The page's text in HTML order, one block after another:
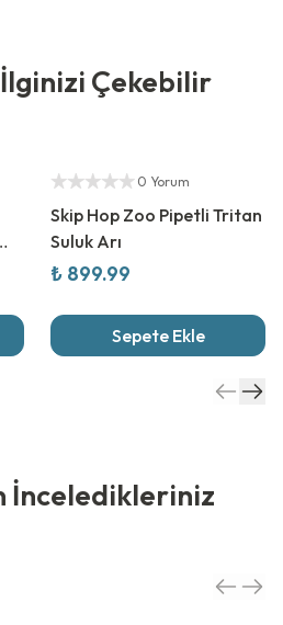
Çekebilir
0 Yorum
Skip Hop Zoo Pipetli Tritan
Suluk Arı
₺ 899.99
Sepete Ekle